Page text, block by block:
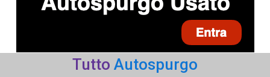
Tutto Autospurgo